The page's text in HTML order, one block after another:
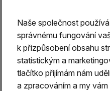
Naše společnost
správnému fungování
k přizpůsobení obsahu
statistickým a
tlačítko přijímám nám
a zpracováním a my